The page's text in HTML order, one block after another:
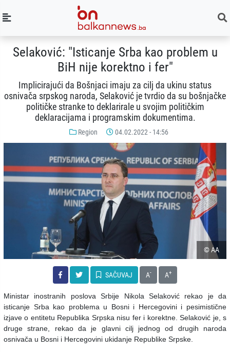
Selaković: "Isticanje Srba kao problem u
BiH nije korektno i fer"
Implicirajući da Bošnjaci imaju za cilj da ukinu status
osnivača srpskog naroda, Selaković je tvrdio da su bošnjačke
političke stranke to deklarirale u svojim političkim
deklaracijama i programskim dokumentima.
Region 04.02.2022 - 14:56
© AA
SAČUVAJ A- A+
Ministar inostranih poslova Srbije Nikola Selaković rekao je da
isticanje Srba kao problema u Bosni i Hercegovini i pesimistične
izjave o entitetu Republika Srpska nisu fer i korektne. Selaković je, s
druge strane, rekao da je glavni cilj jednog od drugih naroda
osnivača u Bosni i Hercegovini ukidanje Republike Srpske.